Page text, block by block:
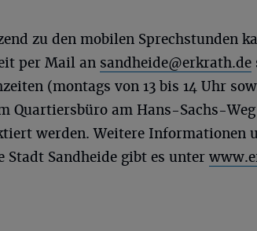
zu den mobilen Sprechstunden
per Mail an sandheide@erkrath.de
(montags von 13 bis 14 Uhr
Quartiersbüro am Hans-Sachs-
werden. Weitere Informationen
Stadt Sandheide gibt es unter